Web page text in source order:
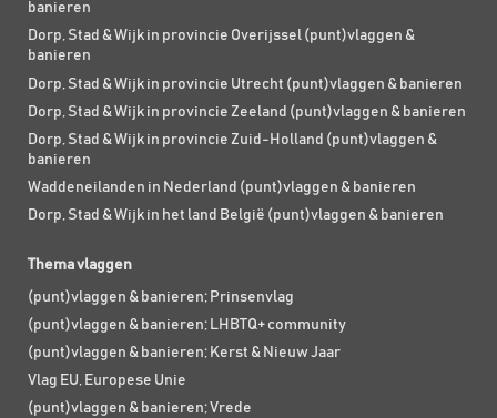
banieren
Dorp, Stad & Wijk in provincie Overijssel (punt)vlaggen &
banieren
Dorp, Stad & Wijk in provincie Utrecht (punt)vlaggen & banieren
Dorp, Stad & Wijk in provincie Zeeland (punt)vlaggen & banieren
Dorp, Stad & Wijk in provincie Zuid-Holland (punt)vlaggen &
banieren
Waddeneilanden in Nederland (punt)vlaggen & banieren
Dorp, Stad & Wijk in het land België (punt)vlaggen & banieren
Thema vlaggen
(punt)vlaggen & banieren; Prinsenvlag
(punt)vlaggen & banieren; LHBTQ+ community
(punt)vlaggen & banieren; Kerst & Nieuw Jaar
Vlag EU, Europese Unie
(punt)vlaggen & banieren; Vrede